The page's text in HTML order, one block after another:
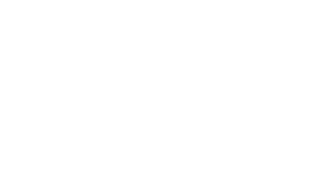
前预约）
米茄售后服务中心（需提前预约）